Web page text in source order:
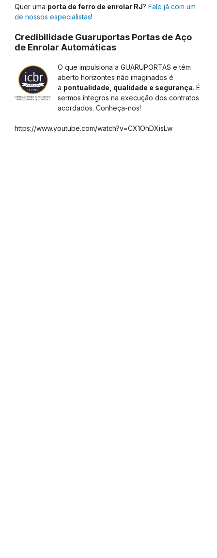
Quer uma porta de ferro de enrolar RJ? Fale já com um
de nossos especialistas!
Credibilidade Guaruportas Portas de Aço
de Enrolar Automáticas
O que impulsiona a GUARUPORTAS e têm
aberto horizontes não imaginados é
a pontualidade, qualidade e segurança. É
sermos íntegros na execução dos contratos
acordados. Conheça-nos!
https://www.youtube.com/watch?v=CX1OhDXisLw